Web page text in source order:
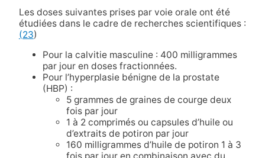
Les doses suivantes prises par voie orale ont été
étudiées dans le cadre de recherches scientifiques :
(23)
Pour la calvitie masculine : 400 milligrammes
par jour en doses fractionnées.
Pour l’hyperplasie bénigne de la prostate
(HBP) :
5 grammes de graines de courge deux
fois par jour
1 à 2 comprimés ou capsules d’huile ou
d’extraits de potiron par jour
160 milligrammes d’huile de potiron 1 à 3